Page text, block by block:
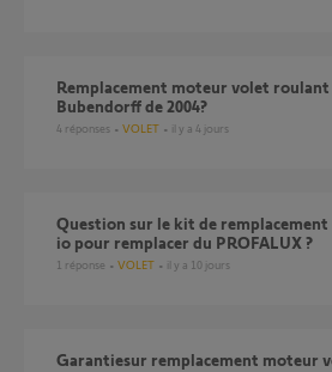
Remplacement moteur volet roulant dans un ancien coffre
Bubendorff de 2004?
4 réponses VOLET il y a 4 jours
Question sur le kit de remplacement moteur volet roulant
io pour remplacer du PROFALUX ?
1 réponse VOLET il y a 10 jours
Garantiesur remplacement moteur